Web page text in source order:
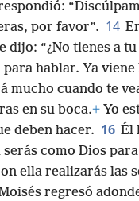
por favor”. 14
dijo: “¿No tienes a
hablar. Ya
mucho cuando te
en su boca.+ Yo
deben hacer. 16 Él
como Dios
ella realizarás las
regresó